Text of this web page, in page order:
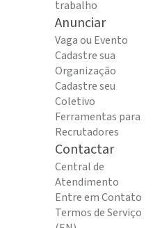
trabalho
Anunciar
Vaga ou Evento
Cadastre sua
Organização
Cadastre seu
Coletivo
Ferramentas para
Recrutadores
Contactar
Central de
Atendimento
Entre em Contato
Termos de Serviço